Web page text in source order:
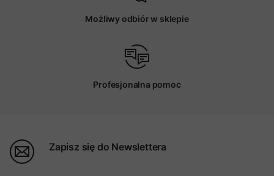
Możliwy odbiór w sklepie
Profesjonalna pomoc
Zapisz się do Newslettera